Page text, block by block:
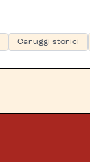
Caruggi storici